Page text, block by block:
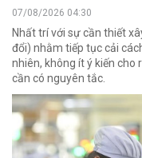
07/08/2026 04:30
Nhất trí với sự cần thiết
đổi) nhằm tiếp tục cải
nhiên, không ít ý kiến cho
cần có nguyên tắc.